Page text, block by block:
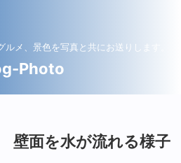
メ、景色を写真と共にお送りします。
Photo
面を水が流れる様子